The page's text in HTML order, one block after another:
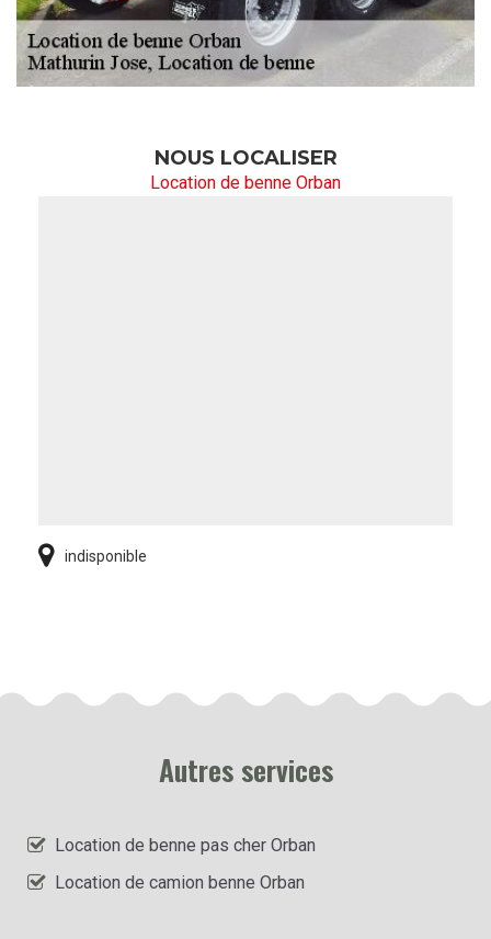
NOUS LOCALISER
Location de benne Orban
indisponible
Autres services
Location de benne pas cher Orban
Location de camion benne Orban